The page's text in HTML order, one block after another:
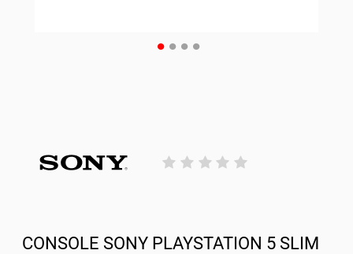
CONSOLE SONY PLAYSTATION 5 SLIM